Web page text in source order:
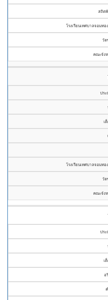
สถิต
โรงเรียนเทศบาลจอมท
วัด
คณะจัง
ประ
เ
โรงเรียนเทศบาลจอมท
วัด
คณะจัง
ประ
เ
อ